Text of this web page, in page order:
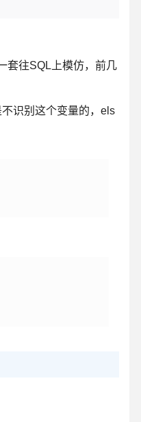
套往SQL上模仿，前几
识别这个变量的，els